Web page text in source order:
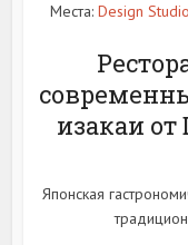
Места: Design
изакаи от
Японская